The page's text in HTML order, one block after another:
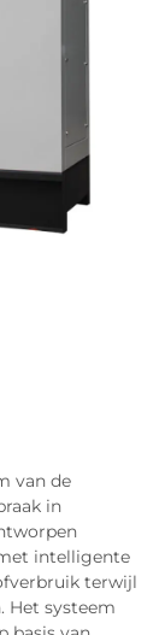
van de
in
intelligente
terwijl
Het systeem